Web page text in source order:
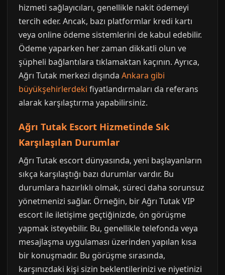
hizmeti sağlayıcıları, genellikle nakit ödemeyi
tercih eder. Ancak, bazı platformlar kredi kartı
veya online ödeme sistemlerini de kabul edebilir.
Ödeme yaparken her zaman dikkatli olun ve
şüpheli bağlantılara tıklamaktan kaçının. Ayrıca,
Ağrı Tutak merkezi dışında Ankara gibi
büyükşehirlerdeki fiyatlandırmaları da referans
alarak karşılaştırma yapabilirsiniz.
Ağrı Tutak Escort Hizmetinde Sık
Karşılaşılan Durumlar
Ağrı Tutak escort dünyasında, yeni başlayanların
sıkça karşılaştığı bazı durumlar vardır. Bu
durumlara hazırlıklı olmak, süreci daha sorunsuz
yönetmenizi sağlar. Örneğin, bir Ağrı Tutak VIP
escort ile iletişime geçtiğinizde, ön görüşme
yapmak isteyebilir. Bu, genellikle telefonda veya
mesajlaşma uygulaması üzerinden yapılan kısa
bir konuşmadır. Bu görüşme sırasında,
karşınızdaki kişi sizin beklentilerinizi ve niyetinizi